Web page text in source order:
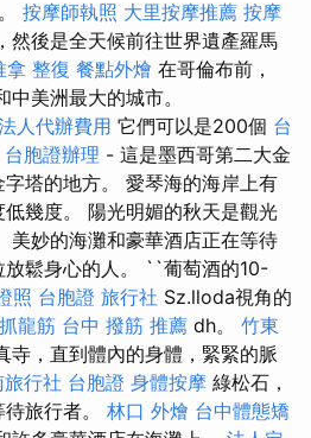
按摩師執照 大里按摩推薦 按摩
然後是全天候前往世界遺產羅馬
拿 整復 餐點外燴 在哥倫布前，
美洲最大的城市。
人代辦費用 它們可以是200個 台
台胞證辦理 - 這是墨西哥第二大金
塔的地方。 愛琴海的海岸上有
幾度。 陽光明媚的秋天是觀光
美妙的海灘和豪華酒店正在等待
放鬆身心的人。 ``葡萄酒的10-
照 台胞證 旅行社 Sz.lloda視角的
龍筋 台中 撥筋 推薦 dh。 竹東
寺，直到體內的身體，緊緊的脈
旅行社 台胞證 身體按摩 綠松石，
旅行者。 林口 外燴 台中體態矯